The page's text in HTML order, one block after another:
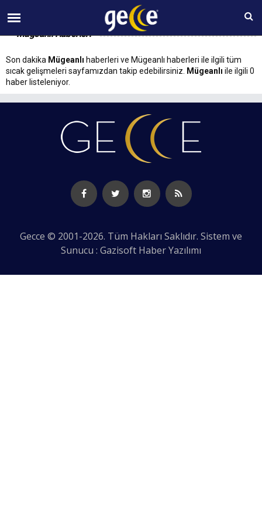
08 AĞUSTOS Cumartesi 23:42
Mügeanlı Haberleri
Son dakika Mügeanlı haberleri ve Mügeanlı haberleri ile ilgili tüm
sıcak gelişmeleri sayfamızdan takip edebilirsiniz.
Mügeanlı ile ilgili 0
haber listeleniyor.
Gecce © 2001-2026. Tüm Hakları Saklıdır. Sistem ve
Sunucu : Gazisoft Haber Yazılımı